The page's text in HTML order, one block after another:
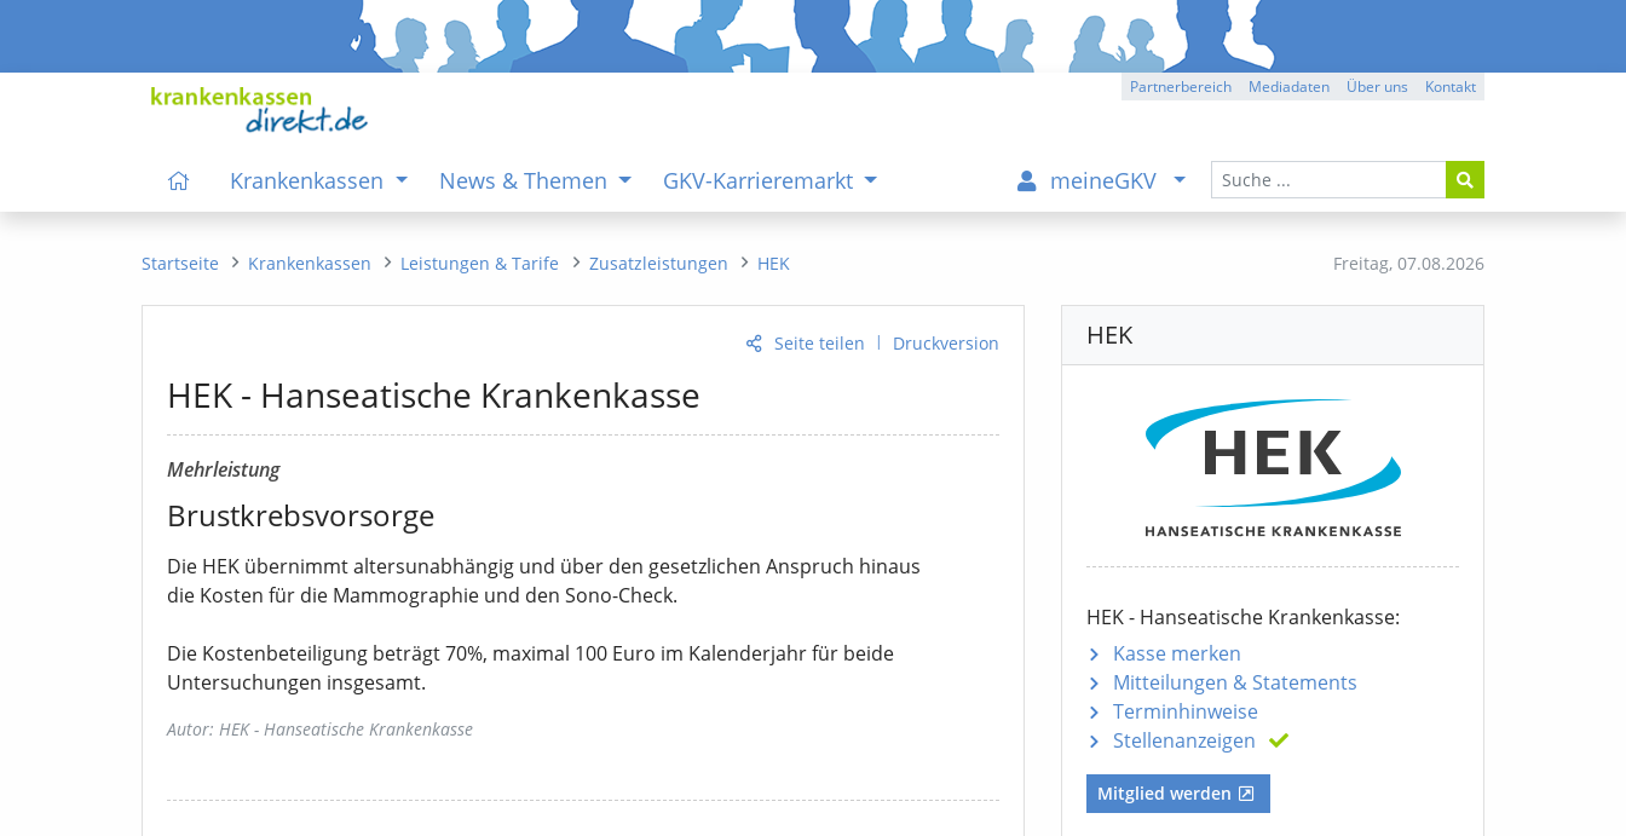
Partnerbereich Mediadaten Über uns Kontakt
Krankenkassen News & Themen GKV-Karrieremarkt meineGKV
Freitag, 07.08.2026
Startseite Krankenkassen Leistungen & Tarife Zusatzleistungen HEK
Seite teilen | Druckversion
HEK - Hanseatische Krankenkasse
Mehrleistung
Brustkrebsvorsorge
Die HEK übernimmt altersunabhängig und über den gesetzlichen Anspruch hinaus
die Kosten für die Mammographie und den Sono-Check.
Die Kostenbeteiligung beträgt 70%, maximal 100 Euro im Kalenderjahr für beide
Untersuchungen insgesamt.
Autor: HEK - Hanseatische Krankenkasse
HEK
HEK - Hanseatische Krankenkasse:
Kasse merken
Mitteilungen & Statements
Terminhinweise
Stellenanzeigen
Mitglied werden